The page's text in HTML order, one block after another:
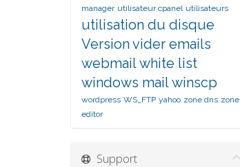
manager utilisateur cpanel utilisateurs
utilisation du disque
Versionvider emails
webmailwhite list
windows mailwinscp
wordpress WS_FTP yahoo zone dns zone
editor
Support